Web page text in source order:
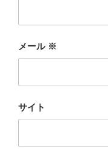
メール ※
サイト